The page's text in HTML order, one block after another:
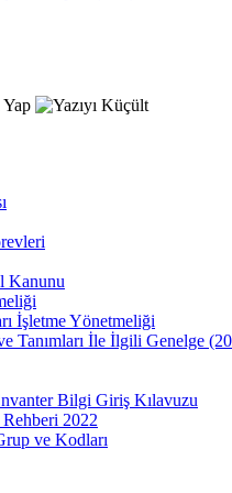
Kanunu
İşletme Yönetmeliği
Tanımları İle İlgili Genelge
Bilgi Giriş Kılavuzu
2022
ve Kodları